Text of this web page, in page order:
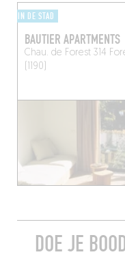
IN DE STAD
BAUTIER APARTMENTS
Chau. de Forest 314
(1190)
DOE JE